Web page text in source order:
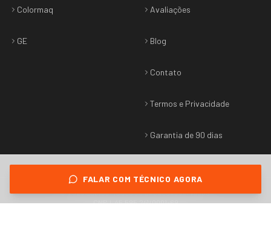
FALAR COM TÉCNICO AGORA
Colormaq
GE
Avaliações
Blog
Contato
Termos e Privacidade
Garantia de 90 dias
©2026Sabtec. Todos os direitos reservados.
CNPJ: 45.595.241/0001-69